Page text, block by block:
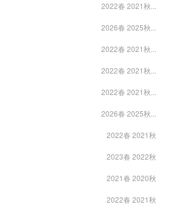
2022春 2021秋...
2026春 2025秋...
2022春 2021秋...
2022春 2021秋...
2022春 2021秋...
2026春 2025秋...
2022春 2021秋
2023春 2022秋
2021春 2020秋
2022春 2021秋